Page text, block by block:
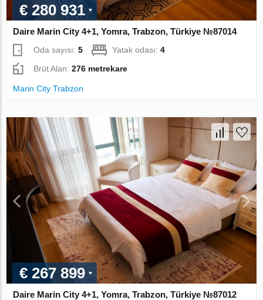
€ 280 931
Daire Marin City 4+1, Yomra, Trabzon, Türkiye №87014
Oda sayısı:5 Yatak odası:4
Brüt Alan:276 metrekare
Marin City Trabzon
€ 267 899
Daire Marin City 4+1, Yomra, Trabzon, Türkiye №87012